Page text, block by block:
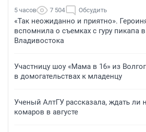
5 часов 7 504 Обсудить
«Так неожиданно и приятно».
вспомнила о съемках с гуру пикапа
Владивостока
Участницу шоу «Мама в 16» из
в домогательствах к младенцу
Ученый АлтГУ рассказала, ждать ли
комаров в августе